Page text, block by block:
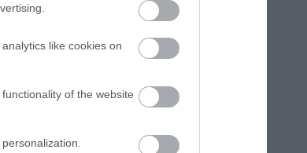
like cookies on
of the website
με
07.08.2026 | 20:20